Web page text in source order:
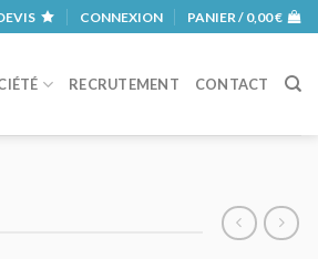
CONNEXION PANIER / 0,00€
RECRUTEMENT CONTACT